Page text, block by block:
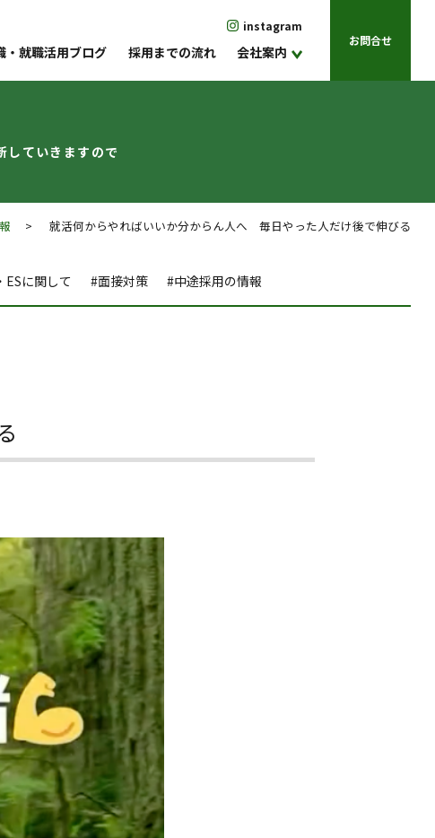
instagram
・就職活用ブログ 採用までの流れ 会社案内
お問合せ
していきますので
> 就活何からやればいいか分からん人へ 毎日やった人だけ後で伸びる
ESに関して #面接対策 #中途採用の情報